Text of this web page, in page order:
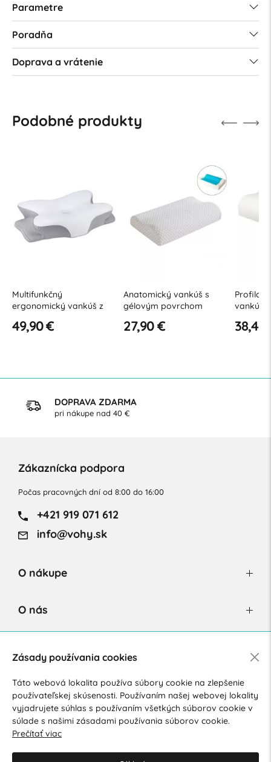
Parametre
Poradňa
Doprava a vrátenie
Podobné produkty
Multifunkčný
ergonomický vankúš z
otvorom
49,90 €
Anatomický vankúš s
gélovým povrchom
27,90 €
vankúš
38,40
DOPRAVA ZDARMA
pri nákupe nad 40 €
Zákaznícka podpora
Počas pracovných dní od 8:00 do 16:00
+421 919 071 612
info@vohy.sk
O nákupe
O nás
Súhlasím so spracovaním osobných údajov pre marketingové
účely.Zásady ochrany osobných údajov.
Zásady používania cookies
Táto webová lokalita používa súbory cookie na zlepšenie
používateľskej skúsenosti. Používaním našej webovej lokality
vyjadrujete súhlas s používaním všetkých súborov cookie v
súlade s našimi zásadami používania súborov cookie.
Prečítať viac